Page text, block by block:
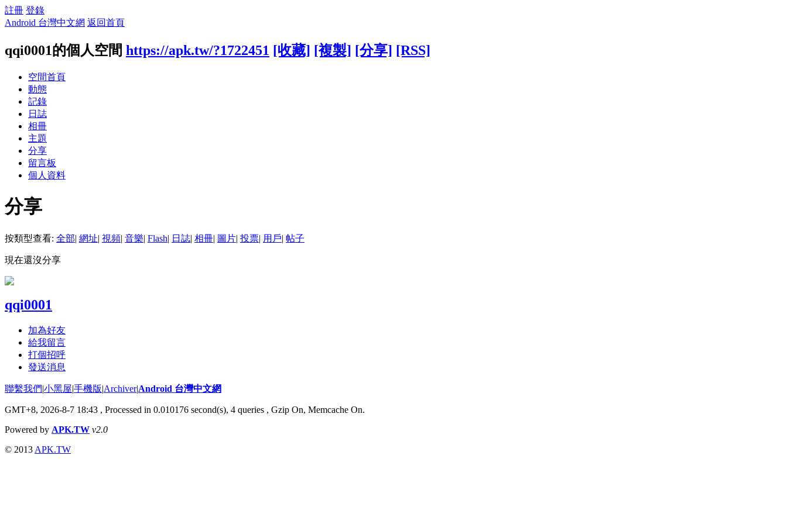
註冊 登錄
Android 台灣中文網 返回首頁
qqi0001的個人空間 https://apk.tw/?1722451 [收藏] [複製] [分享] [RSS]
空間首頁
動態
記錄
日誌
相冊
主題
分享
留言板
個人資料
分享
按類型查看: 全部| 網址| 視頻| 音樂| Flash| 日誌| 相冊| 圖片| 投票| 用戶| 帖子
現在還沒分享
qqi0001
加為好友
給我留言
打個招呼
發送消息
聯繫我們|小黑屋|手機版|Archiver|Android 台灣中文網
GMT+8, 2026-8-7 18:43 , Processed in 0.010176 second(s), 4 queries , Gzip On, Memcache On.
Powered by APK.TW v2.0
© 2013 APK.TW